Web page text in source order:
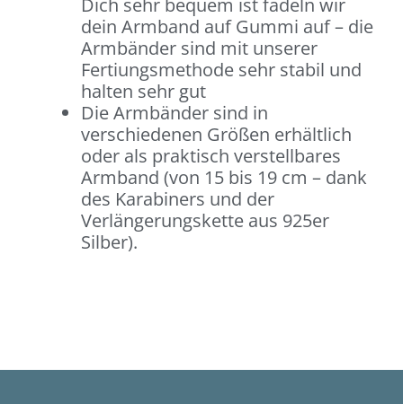
Dich sehr bequem ist fädeln wir
dein Armband auf Gummi auf – die
Armbänder sind mit unserer
Fertiungsmethode sehr stabil und
halten sehr gut
Die Armbänder sind in
verschiedenen Größen erhältlich
oder als praktisch verstellbares
Armband (von 15 bis 19 cm – dank
des Karabiners und der
Verlängerungskette aus 925er
Silber).